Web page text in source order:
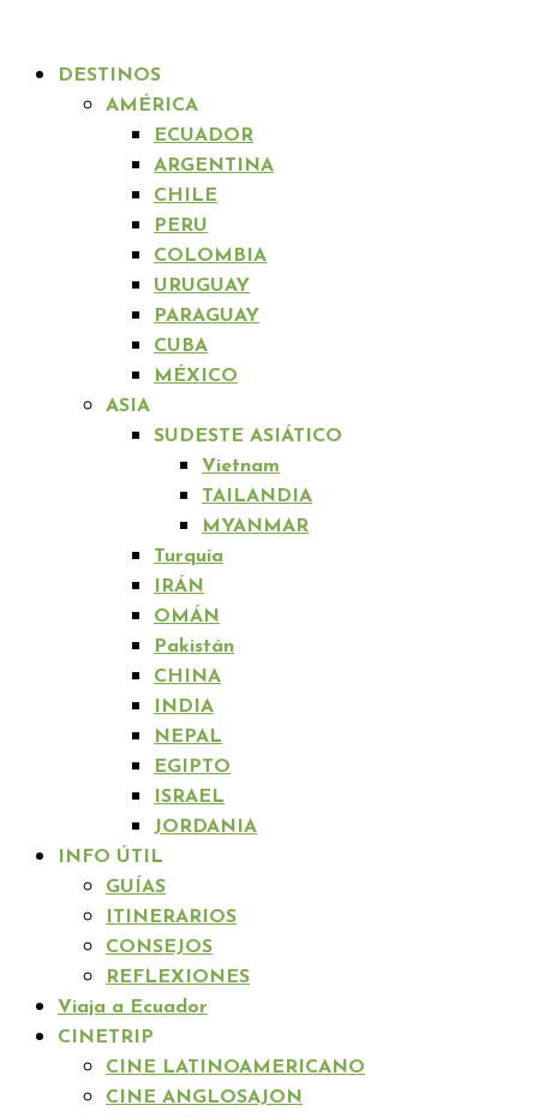
DESTINOS
AMÉRICA
ECUADOR
ARGENTINA
CHILE
PERU
COLOMBIA
URUGUAY
PARAGUAY
CUBA
MÉXICO
ASIA
SUDESTE ASIÁTICO
Vietnam
TAILANDIA
MYANMAR
Turquía
IRÁN
OMÁN
Pakistán
CHINA
INDIA
NEPAL
EGIPTO
ISRAEL
JORDANIA
INFO ÚTIL
GUÍAS
ITINERARIOS
CONSEJOS
REFLEXIONES
Viaja a Ecuador
CINETRIP
CINE LATINOAMERICANO
CINE ANGLOSAJON